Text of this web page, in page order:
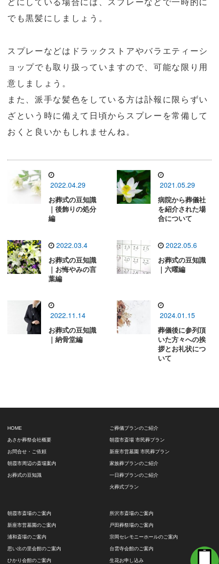
どにしている場合には、スプレーなどで一時的に
でも黒髪にしましょう。
スプレーなどはドラックストアやバラエティーシ
ョップでも取り扱っていますので、可能な限り用
意しましょう。
また、派手な髪色をしている方は訃報に限らずい
ざという時に備えて日頃からスプレーを常備して
おくと良いかもしれませんね。
2022.04.29
お葬式の豆知識
｜後飾りの処分
編
2021.05.29
病院から葬儀社
を紹介された場
合について
2022.03.4
お葬式の豆知識
｜お悔やみの言
葉編
2022.05.6
お葬式の豆知識
｜六曜編
2022.11.14
お葬式の豆知識
｜納骨堂編
2024.01.15
葬儀後に参列頂
いた方々への挨
拶とお礼状につ
いて
HOME
あさか葬祭会社概要
お問合せ・ご依頼
朝霞市周辺の斎場案内
お葬式の豆知識
ご葬儀プランのご紹介
朝霞市斎場 市民葬プラン
新座市営墓園 市民葬プラン
家族葬プランのご紹介
一日葬プランのご紹介
火葬式プラン
朝霞市斎場のご案内
新座市営墓園のご案内
浦和斎場のご案内
思い出の里会館のご案内
ひかり会館のご案内
所沢市斎場のご案内
戸田葬祭場のご案内
宗岡セレモニーホールのご案内
台雲寺会館のご案内
生花お申し込み